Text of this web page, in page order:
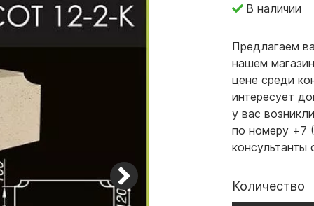
В наличии
Предлагаем
нашем
цене среди
интересует
у вас
по номеру +7
консультанты
Количество